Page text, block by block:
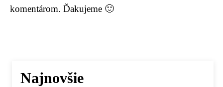
komentárom. Ďakujeme 🙂
Najnovšie